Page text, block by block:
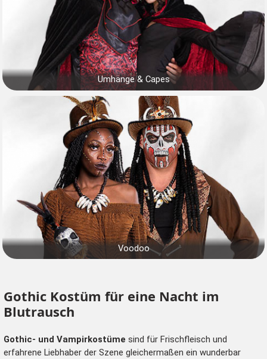
Umhänge & Capes
Voodoo
Gothic Kostüm für eine Nacht im
Blutrausch
Gothic- und Vampirkostüme sind für Frischfleisch und
erfahrene Liebhaber der Szene gleichermaßen ein wunderbar